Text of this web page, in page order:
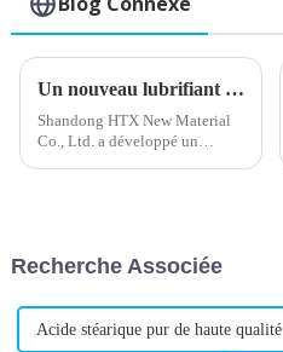
Un nouveau lubrifiant interne pour PVC améliore les performances du matériau
Shandong HTX New Material
Co., Ltd. a développé un
recherche et développement de
Recherche Associée
Acide stéarique pur de haute qualité